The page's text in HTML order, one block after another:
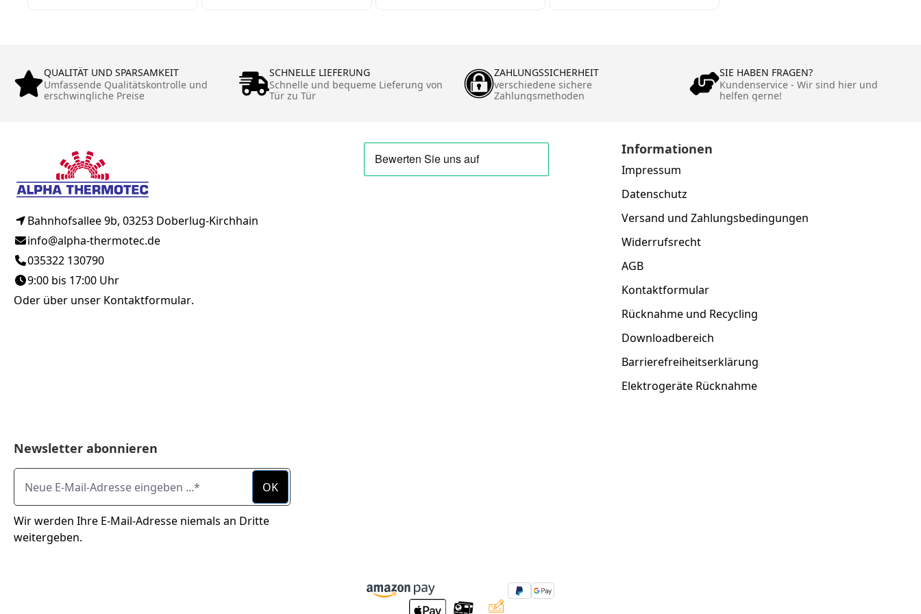
Pufferspeichern
Durchlauferhitezr
Rücklaufanhebung
Zusatzheizung /
mit/ohne Balken 2, 3
QUALITÄT UND SPARSAMKEIT
Umfassende Qualitätskontrolle und
erschwingliche Preise
SCHNELLE LIEFERUNG
Schnelle und bequeme Lieferung von
Tür zu Tür
ZAHLUNGSSICHERHEIT
verschiedene sichere
Zahlungsmethoden
SIE HABEN FRAGEN?
Kundenservice - Wir sind hier und
helfen gerne!
Bahnhofsallee 9b, 03253 Doberlug-Kirchhain
info@alpha-thermotec.de
035322 130790
9:00 bis 17:00 Uhr
Oder über unser Kontaktformular.
Informationen
Impressum
Datenschutz
Versand und Zahlungsbedingungen
Widerrufsrecht
AGB
Kontaktformular
Rücknahme und Recycling
Downloadbereich
Barrierefreiheitserklärung
Elektrogeräte Rücknahme
Newsletter abonnieren
Neue E-Mail-Adresse eingeben ...
OK
Wir werden Ihre E-Mail-Adresse niemals an Dritte
weitergeben.